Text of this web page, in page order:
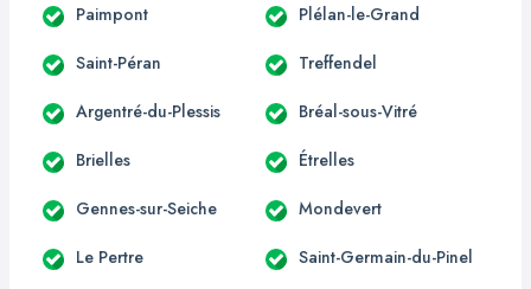
Paimpont Plélan-le-Grand
Saint-Péran Treffendel
Argentré-du-Plessis Bréal-sous-Vitré
Brielles Étrelles
Gennes-sur-Seiche Mondevert
Le Pertre Saint-Germain-du-Pinel